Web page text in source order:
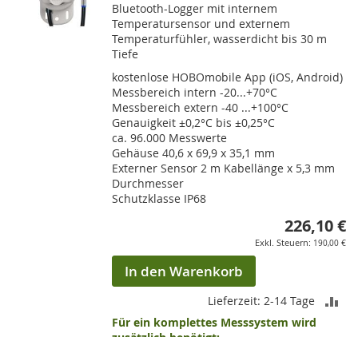
Bluetooth-Logger mit internem
Temperatursensor und externem
Temperaturfühler, wasserdicht bis 30 m
Tiefe
kostenlose HOBOmobile App (iOS, Android)
Messbereich intern -20...+70°C
Messbereich extern -40 ...+100°C
Genauigkeit ±0,2°C bis ±0,25°C
ca. 96.000 Messwerte
Gehäuse 40,6 x 69,9 x 35,1 mm
Externer Sensor 2 m Kabellänge x 5,3 mm
Durchmesser
Schutzklasse IP68
226,10 €
190,00 €
In den Warenkorb
Lieferzeit: 2-14 Tage
Für ein komplettes Messsystem wird